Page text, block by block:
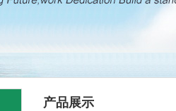
产品展示